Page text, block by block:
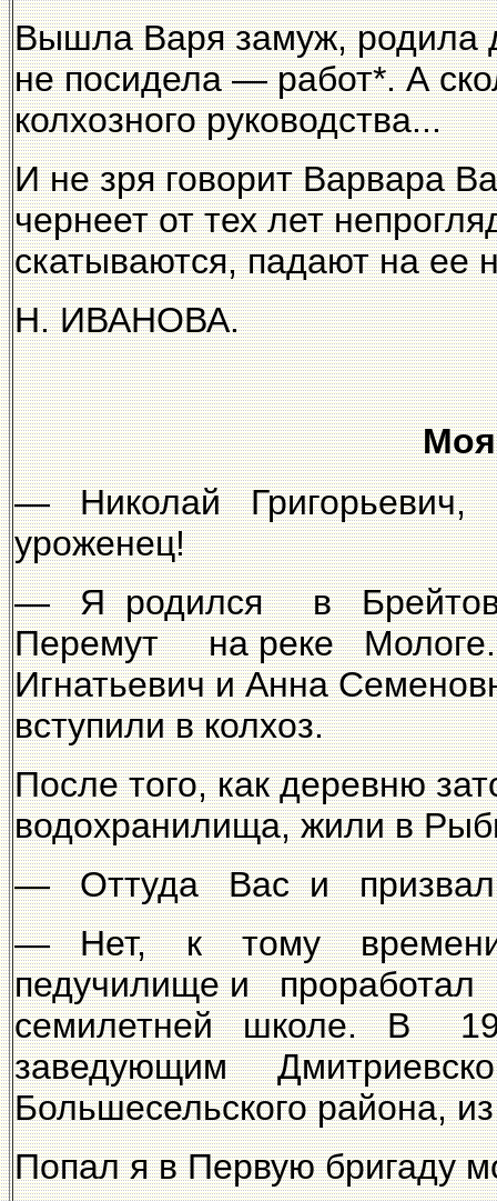
Вышла Варя замуж, родила
не посидела — работ*. А
колхозного руководства...
И не зря говорит Варвара
чернеет от тех лет
скатываются, падают на ее
Н. ИВАНОВА.
— Николай Григорьевич,
уроженец!
— Я родился в
Перемут на реке
Игнатьевич и Анна
вступили в колхоз.
После того, как деревню
водохранилища, жили в
— Оттуда Вас и
— Нет, к тому
педучилище и
семилетней школе. В
заведующим
Большесельского района,
Попал я в Первую бригаду